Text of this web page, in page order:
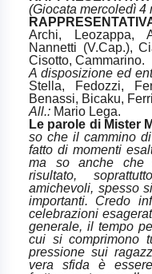
(Giocata mercoledì 4
Archi, Leozappa,
Nannetti (V.Cap.),
Cisotto, Cammarino.
A disposizione ed
Stella, Fedozzi,
Benassi, Bicaku,
All.: Mario Lega.
Le parole di Mister
so che il cammino
fatto di momenti
ma so anche che
risultato,
amichevoli, spesso
importanti. Credo
celebrazioni
generale, il tempo
cui si comprimono
pressione sui
vera sfida è